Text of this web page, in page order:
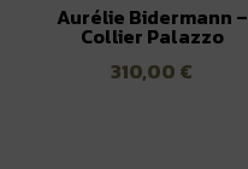
Aurélie Bidermann –
Collier Palazzo
310,00 €